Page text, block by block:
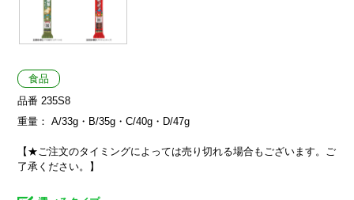
食品
品番 235S8
重量： A/33g・B/35g・C/40g・D/47g
【★ご注文のタイミングによっては売り切れる場合もございます。ご
了承ください。】